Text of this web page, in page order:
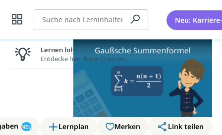
Suche Neu:
NEU Lernplan Merken
Link teilen
Lernen lohnt sich!
Entdecke hier deine Chancen.